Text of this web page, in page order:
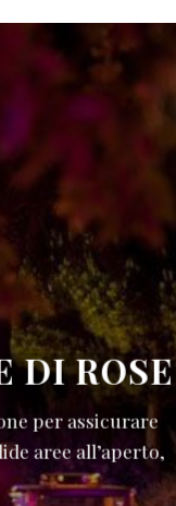
DI ROSE
per assicurare
aree all’aperto,